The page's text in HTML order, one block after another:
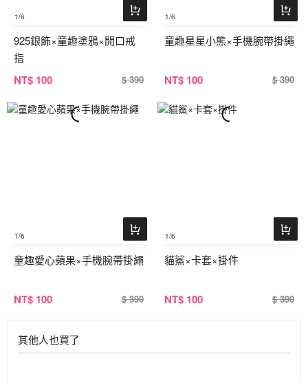
1/6
925銀飾×童趣塗鴉×開口戒
指
NT$ 100 $ 390
1/6
童趣星星小熊×手機腕帶掛繩
NT$ 100 $ 390
1/6
童趣愛心蘋果×手機腕帶掛繩
NT$ 100 $ 390
1/6
貓鯊×卡套×掛件
NT$ 100 $ 390
其他人也買了